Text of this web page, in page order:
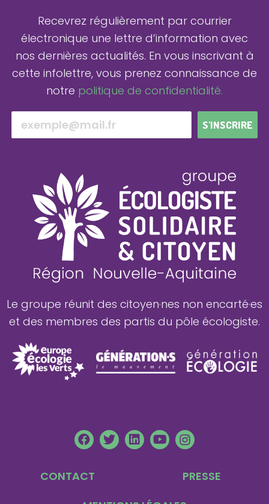
Recevrez régulièrement par courrier
électronique une lettre d’information avec
nos dernières actualités. En vous inscrivant à
cette infolettre, vous prenez connaissance de
notre politique de confidentialité.
S'INSCRIRE
Le groupe réunit des citoyen·nes non encarté·es
et des membres des partis du pôle écologiste.
F
a
c
b
T
w
i
L
i
n
Y
o
u
L
n
i
i
CONTACT
PRESSE